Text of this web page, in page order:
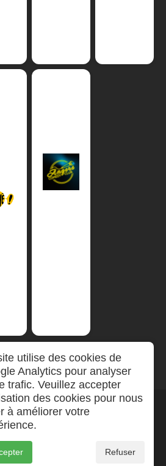
utilise des cookies de
Analytics pour analyser
trafic. Veuillez accepter
des cookies pour nous
à améliorer votre
Refuser